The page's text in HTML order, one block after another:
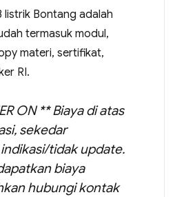
listrik Bontang adalah
termasuk modul,
materi, sertifikat,
RI.
ON ** Biaya di atas
sekedar
tidak update.
biaya
hubungi kontak